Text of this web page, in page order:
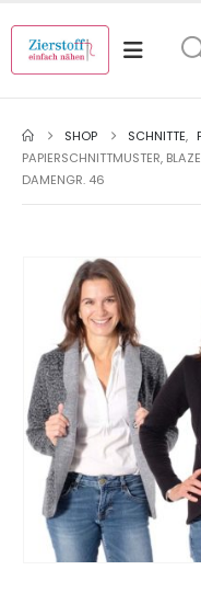
SHOP SCHNITTE,
PAPIERSCHNITTMUSTER,
DAMENGR. 46